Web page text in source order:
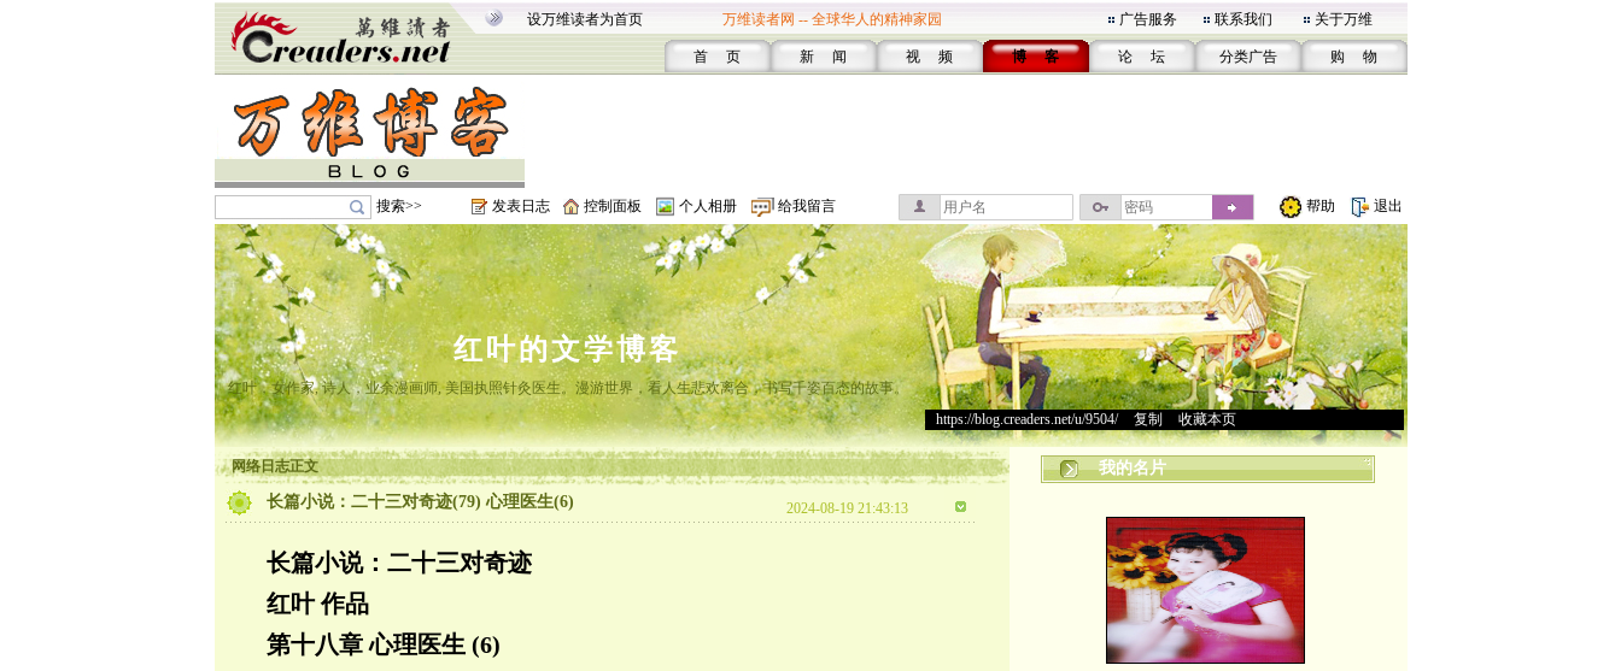
设万维读者为首页 万维读者网 -- 全球华人的精神家园 广告服务 联系我们 关于万维
首 页 新 闻 视 频 博 客 论 坛 分类广告 购 物
搜索>> 发表日志 控制面板 个人相册 给我留言 帮助 退出
红叶的文学博客
红叶，女作家, 诗人，业余漫画师, 美国执照针灸医生。漫游世界，看人生悲欢离合，书写千姿百态的故事。
https://blog.creaders.net/u/9504/> 复制 收藏本页
网络日志正文
长篇小说：二十三对奇迹(79) 心理医生(6) 2024-08-19 21:43:13
长篇小说：二十三对奇迹
红叶 作品
第十八章 心理医生 (6)
我的名片